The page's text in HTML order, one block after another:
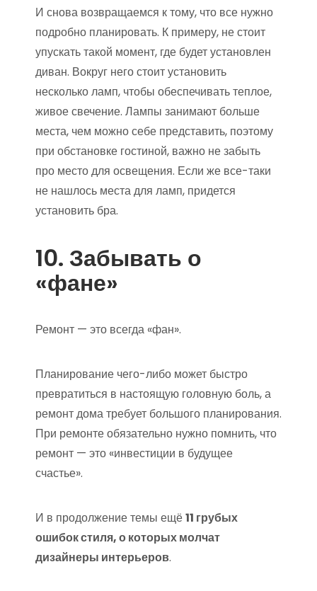
И снова возвращаемся к тому, что все нужно
подробно планировать. К примеру, не стоит
упускать такой момент, где будет установлен
диван. Вокруг него стоит установить
несколько ламп, чтобы обеспечивать теплое,
живое свечение. Лампы занимают больше
места, чем можно себе представить, поэтому
при обстановке гостиной, важно не забыть
про место для освещения. Если же все-таки
не нашлось места для ламп, придется
установить бра.
10. Забывать о
«фане»
Ремонт — это всегда «фан».
Планирование чего-либо может быстро
превратиться в настоящую головную боль, а
ремонт дома требует большого планирования.
При ремонте обязательно нужно помнить, что
ремонт — это «инвестиции в будущее
счастье».
И в продолжение темы ещё11 грубых
ошибок стиля, о которых молчат
дизайнеры интерьеров.